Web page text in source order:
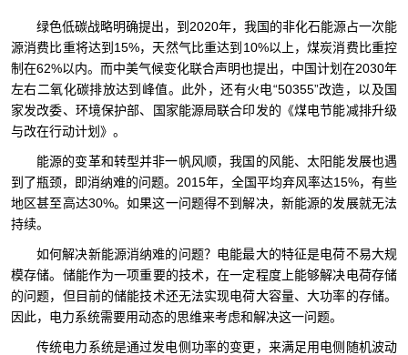
绿色低碳战略明确提出，到2020年，我国的非化石能源占一次能
源消费比重将达到15%，天然气比重达到10%以上，煤炭消费比重控
制在62%以内。而中美气候变化联合声明也提出，中国计划在2030年
左右二氧化碳排放达到峰值。此外，还有火电“50355”改造，以及国
家发改委、环境保护部、国家能源局联合印发的《煤电节能减排升级
与改在行动计划》。
能源的变革和转型并非一帆风顺，我国的风能、太阳能发展也遇
到了瓶颈，即消纳难的问题。2015年，全国平均弃风率达15%，有些
地区甚至高达30%。如果这一问题得不到解决，新能源的发展就无法
持续。
如何解决新能源消纳难的问题？电能最大的特征是电荷不易大规
模存储。储能作为一项重要的技术，在一定程度上能够解决电荷存储
的问题，但目前的储能技术还无法实现电荷大容量、大功率的存储。
因此，电力系统需要用动态的思维来考虑和解决这一问题。
传统电力系统是通过发电侧功率的变更，来满足用电侧随机波动